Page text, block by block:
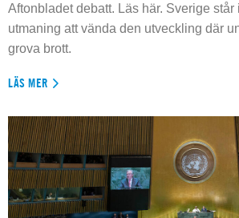
Aftonbladet debatt. Läs här. Sverige står
utmaning att vända den utveckling där
grova brott.
LÄS MER